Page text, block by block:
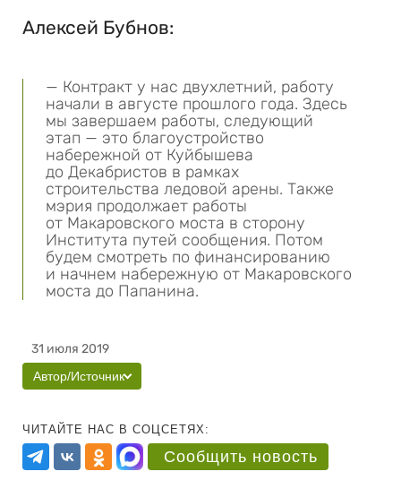
Алексей Бубнов:
— Контракт у нас двухлетний, работу
начали в августе прошлого года. Здесь
мы завершаем работы, следующий
этап — это благоустройство
набережной от Куйбышева
до Декабристов в рамках
строительства ледовой арены. Также
мэрия продолжает работы
от Макаровского моста в сторону
Института путей сообщения. Потом
будем смотреть по финансированию
и начнем набережную от Макаровского
моста до Папанина.
31 июля 2019
Автор/Источник
ЧИТАЙТЕ НАС В СОЦСЕТЯХ:
Сообщить новость